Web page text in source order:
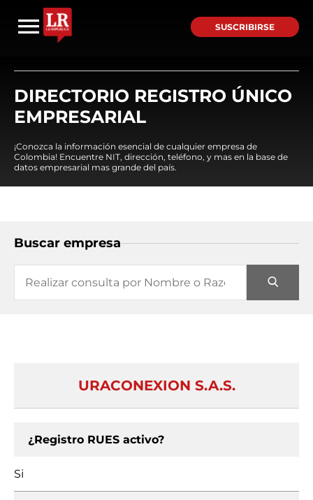
SUSCRIBIRSE
DIRECTORIO REGISTRO ÚNICO
EMPRESARIAL
¡Conozca la información esencial de cualquier empresa de
Colombia! Encuentre NIT, dirección, teléfono, y mas en la base de
datos empresarial mas grande del país.
Buscar empresa
URACONEXION S.A.S.
¿Registro RUES activo?
Si